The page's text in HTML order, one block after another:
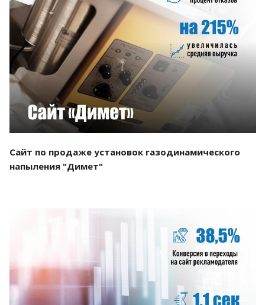
Смотреть проект
Сайт по продаже установок газодинамического
напыления "Димет"